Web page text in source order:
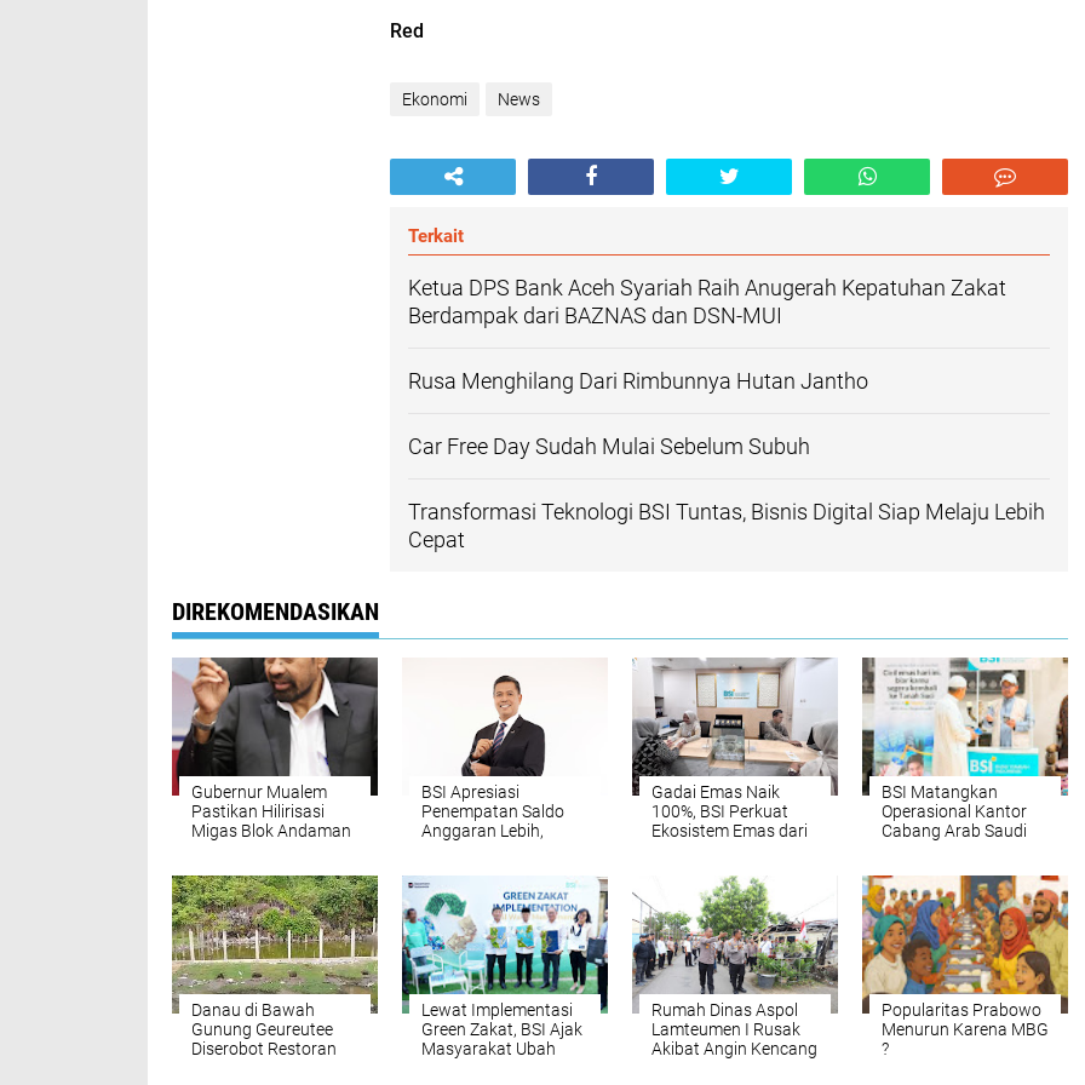
Red
Ekonomi News
Terkait
Ketua DPS Bank Aceh Syariah Raih Anugerah Kepatuhan Zakat
Berdampak dari BAZNAS dan DSN-MUI
Rusa Menghilang Dari Rimbunnya Hutan Jantho
Car Free Day Sudah Mulai Sebelum Subuh
Transformasi Teknologi BSI Tuntas, Bisnis Digital Siap Melaju Lebih
Cepat
DIREKOMENDASIKAN
Gubernur Mualem
Pastikan Hilirisasi
Migas Blok Andaman
BSI Apresiasi
Penempatan Saldo
Anggaran Lebih,
Dorong Ekonomi
Rakyat
Gadai Emas Naik
100%, BSI Perkuat
Ekosistem Emas dari
BSI Matangkan
Operasional Kantor
Cabang Arab Saudi
Umrah Indonesia
Danau di Bawah
Gunung Geureutee
Diserobot Restoran
Lewat Implementasi
Green Zakat, BSI Ajak
Masyarakat Ubah
Rumah Dinas Aspol
Lamteumen I Rusak
Akibat Angin Kencang
Popularitas Prabowo
Menurun Karena MBG
?